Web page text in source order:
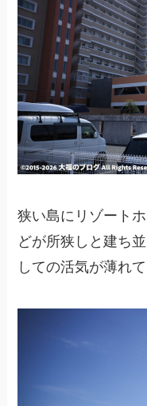
狭い島にリゾート
どが所狭しと建ち
しての活気が薄れ